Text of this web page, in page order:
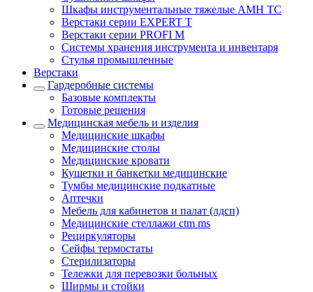
Шкафы инструментальные тяжелые AMH TC
Верстаки серии EXPERT T
Верстаки серии PROFI M
Системы хранения инструмента и инвентаря
Стулья промышленные
Верстаки
Гардеробные системы
Базовые комплекты
Готовые решения
Медицинская мебель и изделия
Медицинские шкафы
Медицинские столы
Медицинские кровати
Кушетки и банкетки медицинские
Тумбы медицинские подкатные
Аптечки
Мебель для кабинетов и палат (лдсп)
Медицинские стеллажи ctm ms
Рециркуляторы
Сейфы термостаты
Стерилизаторы
Тележки для перевозки больных
Ширмы и стойки